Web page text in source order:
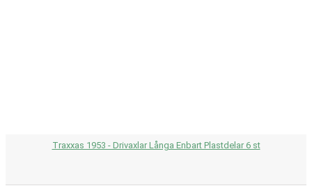
Traxxas 1953 - Drivaxlar Långa Enbart Plastdelar 6 st